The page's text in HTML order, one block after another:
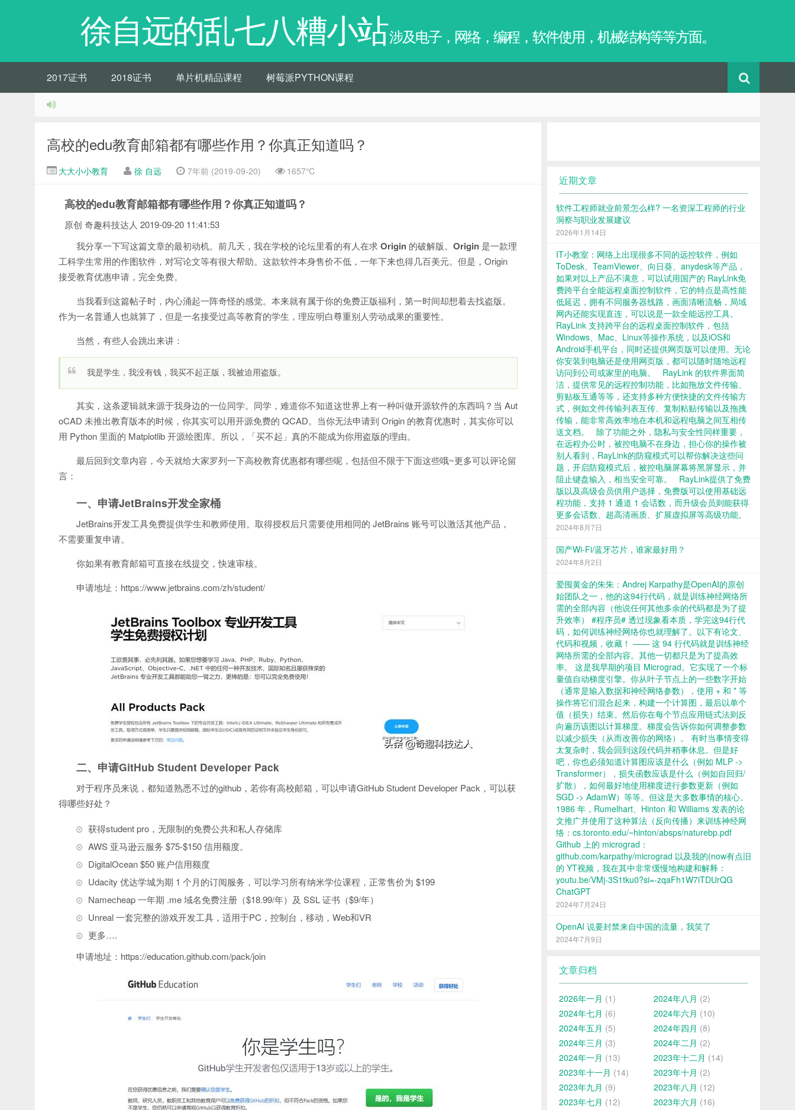
徐自远的乱七八糟小站涉及电子，网络，编程，软件使用，机械结构等等方面。
2017证书 2018证书 单片机精品课程 树莓派PYTHON课程
高校的edu教育邮箱都有哪些作用？你真正知道吗？
大大小小教育 徐 自远 7年前 (2019-09-20) 1657℃
高校的edu教育邮箱都有哪些作用？你真正知道吗？
原创 奇趣科技达人 2019-09-20 11:41:53
我分享一下写这篇文章的最初动机。前几天，我在学校的论坛里看的有人在求Origin 的破解版。 Origin 是一款理
工科学生常用的作图软件，对写论文等有很大帮助。这款软件本身售价不低，一年下来也得几百美元。但是，Origin
接受教育优惠申请，完全免费。
当我看到这篇帖子时，内心涌起一阵奇怪的感觉。本来就有属于你的免费正版福利，第一时间却想着去找盗版。
作为一名普通人也就算了，但是一名接受过高等教育的学生，理应明白尊重别人劳动成果的重要性。
当然，有些人会跳出来讲：
我是学生，我没有钱，我买不起正版，我被迫用盗版。
其实，这条逻辑就来源于我身边的一位同学。同学，难道你不知道这世界上有一种叫做开源软件的东西吗？当 Aut
oCAD 未推出教育版本的时候，你其实可以用开源免费的 QCAD。当你无法申请到 Origin 的教育优惠时，其实你可以
用 Python 里面的 Matplotlib 开源绘图库。所以，「买不起」真的不能成为你用盗版的理由。
最后回到文章内容，今天就给大家罗列一下高校教育优惠都有哪些呢，包括但不限于下面这些哦~更多可以评论留
言：
一、申请JetBrains开发全家桶
JetBrains开发工具免费提供学生和教师使用。取得授权后只需要使用相同的 JetBrains 账号可以激活其他产品，
不需要重复申请。
你如果有教育邮箱可直接在线提交，快速审核。
申请地址：https://www.jetbrains.com/zh/student/
二、申请GitHub Student Developer Pack
对于程序员来说，都知道熟悉不过的github，若你有高校邮箱，可以申请GitHub Student Developer Pack，可以获
得哪些好处？
获得student pro，无限制的免费公共和私人存储库
AWS 亚马逊云服务 $75-$150 信用额度。
DigitalOcean $50 账户信用额度
Udacity 优达学城为期 1 个月的订阅服务，可以学习所有纳米学位课程，正常售价为 $199
Namecheap 一年期 .me 域名免费注册（$18.99/年）及 SSL 证书（$9/年）
Unreal 一套完整的游戏开发工具，适用于PC，控制台，移动，Web和VR
更多….
申请地址：https://education.github.com/pack/join
近期文章
软件工程师就业前景怎么样? 一名资深工程师的行业
洞察与职业发展建议
2026年1月14日
IT小教室：网络上出现很多不同的远控软件，例如
ToDesk、TeamViewer、向日葵、anydesk等产品，
如果对以上产品不满意，可以试用国产的 RayLink免
费跨平台全能远程桌面控制软件，它的特点是高性能
低延迟，拥有不同服务器线路，画面清晰流畅，局域
网内还能实现直连，可以说是一款全能远控工具。
RayLink 支持跨平台的远程桌面控制软件，包括
Windows、Mac、Linux等操作系统，以及iOS和
Android手机平台，同时还提供网页版可以使用。无论
你安装到电脑还是使用网页版，都可以随时随地远程
访问到公司或家里的电脑。 RayLink 的软件界面简
洁，提供常见的远程控制功能，比如拖放文件传输、
剪贴板互通等等，还支持多种方便快捷的文件传输方
式，例如文件传输列表互传、复制粘贴传输以及拖拽
传输，能非常高效率地在本机和远程电脑之间互相传
送文档。 除了功能之外，隐私与安全性同样重要，
在远程办公时，被控电脑不在身边，担心你的操作被
别人看到，RayLink的防窥模式可以帮你解决这些问
题，开启防窥模式后，被控电脑屏幕将黑屏显示，并
阻止键盘输入，相当安全可靠。 RayLink提供了免费
版以及高级会员供用户选择，免费版可以使用基础远
程功能，支持 1 通道 1 会话数，而升级会员则能获得
更多会话数、超高清画质、扩展虚拟屏等高级功能。
2024年8月7日
国产Wi-Fi/蓝牙芯片，谁家最好用？
2024年8月2日
爱囤黄金的朱朱：Andrej Karpathy是OpenAI的原创
始团队之一，他的这94行代码，就是训练神经网络所
需的全部内容（他说任何其他多余的代码都是为了提
升效率） #程序员# 透过现象看本质，学完这94行代
码，如何训练神经网络你也就理解了。以下有论文、
代码和视频，收藏！ —— 这 94 行代码就是训练神经
网络所需的全部内容。其他一切都只是为了提高效
率。 这是我早期的项目 Micrograd。它实现了一个标
量值自动梯度引擎。你从叶子节点上的一些数字开始
（通常是输入数据和神经网络参数），使用 + 和 * 等
操作将它们混合起来，构建一个计算图，最后以单个
值（损失）结束。然后你在每个节点应用链式法则反
向遍历该图以计算梯度。梯度会告诉你如何调整参数
以减少损失（从而改善你的网络）。 有时当事情变得
太复杂时，我会回到这段代码并稍事休息。但是好
吧，你也必须知道计算图应该是什么（例如 MLP ->
Transformer），损失函数应该是什么（例如自回归/
扩散），如何最好地使用梯度进行参数更新（例如
SGD -> AdamW）等等。但这是大多数事情的核心。
1986 年，Rumelhart、Hinton 和 Williams 发表的论
文推广并使用了这种算法（反向传播）来训练神经网
络：cs.toronto.edu/~hinton/absps/naturebp.pdf
Github 上的 micrograd：
github.com/karpathy/micrograd 以及我的(now有点旧
的 YT视频，我在其中非常缓慢地构建和解释：
youtu.be/VMj-3S1tku0?si=-zqaFh1W7iTDUrQG
ChatGPT
2024年7月24日
OpenAI 说要封禁来自中国的流量，我笑了
2024年7月9日
文章归档
2026年一月 (1) 2024年八月 (2)
2024年七月 (6) 2024年六月 (10)
2024年五月 (5) 2024年四月 (8)
2024年三月 (3) 2024年二月 (2)
2024年一月 (13) 2023年十二月 (14)
2023年十一月 (14) 2023年十月 (2)
2023年九月 (9) 2023年八月 (12)
2023年七月 (12) 2023年六月 (16)